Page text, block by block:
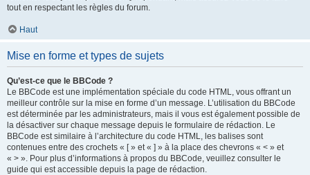
tout en respectant les règles du forum.
Haut
Mise en forme et types de sujets
Qu’est-ce que le BBCode ?
Le BBCode est une implémentation spéciale du code HTML, vous offrant un
meilleur contrôle sur la mise en forme d’un message. L’utilisation du BBCode
est déterminée par les administrateurs, mais il vous est également possible de
la désactiver sur chaque message depuis le formulaire de rédaction. Le
BBCode est similaire à l’architecture du code HTML, les balises sont
contenues entre des crochets « [ » et « ] » à la place des chevrons « < » et
« > ». Pour plus d’informations à propos du BBCode, veuillez consulter le
guide qui est accessible depuis la page de rédaction.